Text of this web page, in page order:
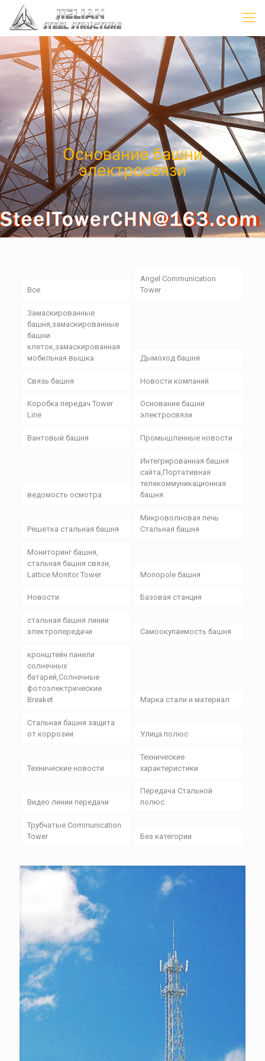
Основание башни
электросвязи
Все
Angel Communication
Tower
Замаскированные
башня,замаскированные
башни
клеток,замаскированная
мобильная вышка
Дымоход башня
Связь башня Новости компаний
Коробка передач Tower
Line
Основание башни
электросвязи
Вантовый башня Промышленные новости
ведомость осмотра
Интегрированная башня
сайта,Портативная
телекоммуникационная
башня
Решетка стальная башня
Микроволновая печь
Стальная башня
Мониторинг башня,
стальная башня связи,
Lattice Monitor Tower
Monopole башня
Новости Базовая станция
стальная башня линии
электропередачи
Самоокупаемость башня
кронштейн панели
солнечных
батарей,Солнечные
фотоэлектрические
Breaket
Марка стали и материал
Стальная башня защита
от коррозии
Улица полюс
Технические новости
Технические
характеристики
Видео линии передачи
Передача Стальной
полюс
Трубчатые Communication
Tower
Без категории